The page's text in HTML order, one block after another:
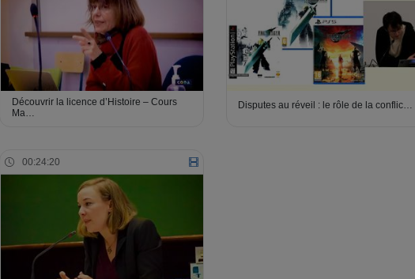
Découvrir la licence d’Histoire – Cours
Ma…
Disputes au réveil : le rôle de la conflic…
00:24:20